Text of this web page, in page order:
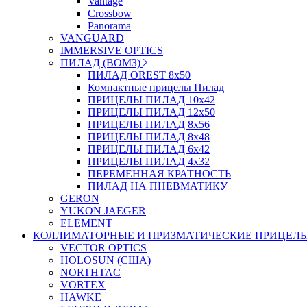
Crossbow
Panorama
VANGUARD
IMMERSIVE OPTICS
ПИЛАД (ВОМЗ)
ПИЛАД OREST 8х50
Компактные прицелы Пилад
ПРИЦЕЛЫ ПИЛАД 10х42
ПРИЦЕЛЫ ПИЛАД 12х50
ПРИЦЕЛЫ ПИЛАД 8х56
ПРИЦЕЛЫ ПИЛАД 8х48
ПРИЦЕЛЫ ПИЛАД 6х42
ПРИЦЕЛЫ ПИЛАД 4х32
ПЕРЕМЕННАЯ КРАТНОСТЬ
ПИЛАД НА ПНЕВМАТИКУ
GERON
YUKON JAEGER
ELEMENT
КОЛЛИМАТОРНЫЕ И ПРИЗМАТИЧЕСКИЕ
VECTOR OPTICS
HOLOSUN (США)
NORTHTAC
VORTEX
HAWKE